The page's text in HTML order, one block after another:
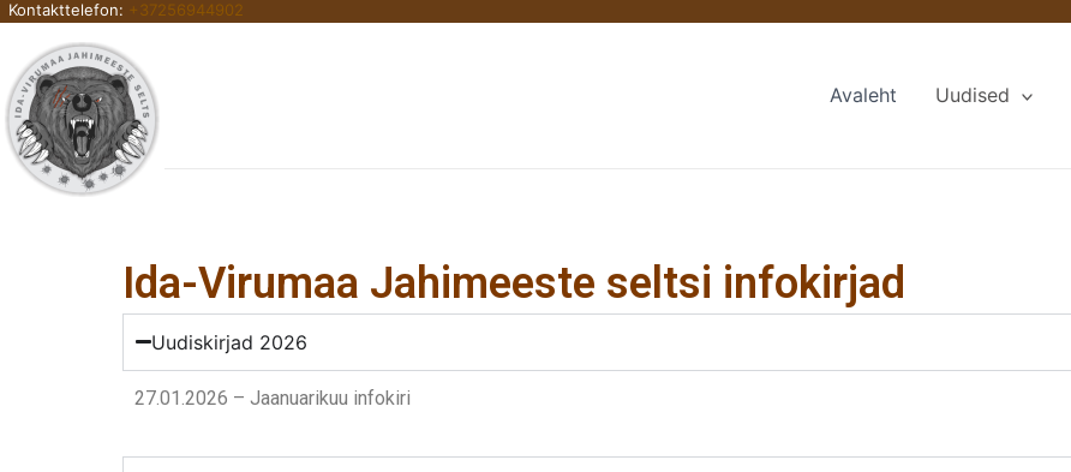
Skip
content
Kontakttelefon: +37256944902
Avaleht Uudised
Ida-Virumaa Jahimeeste seltsi infokirjad
Uudiskirjad 2026
27.01.2026 – Jaanuarikuu infokiri